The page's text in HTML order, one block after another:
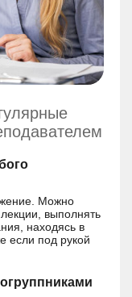
Можно
выполнять
находясь в
если под рукой